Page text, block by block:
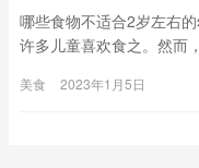
哪些食物不适合2岁左右
许多儿童喜欢食之。然而
幼儿和少年儿童都不宜吃
美食 2023年1月5日